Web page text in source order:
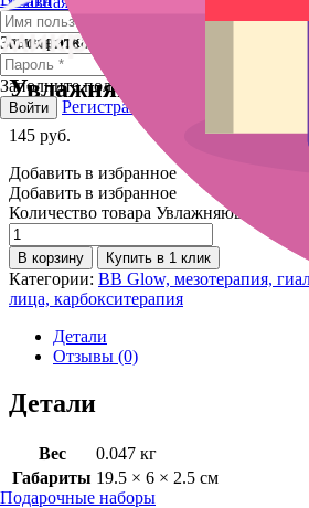
Подарочные наборы
Заполните поле
Заполните поле
Войти Регистрация
пен /Маски для лица, карбокситерапия
сыворотка в шприце
Увлажняющая
145 руб.
Добавить в избранное
Добавить в избранное
Количество товара Увлажняющая
В корзину Купить в 1 клик
Категории: BB Glow, мезотерапия,
лица, карбокситерапия
Детали
Отзывы (0)
Детали
Вес
0.047 кг
Габариты 19.5 × 6 × 2.5 см